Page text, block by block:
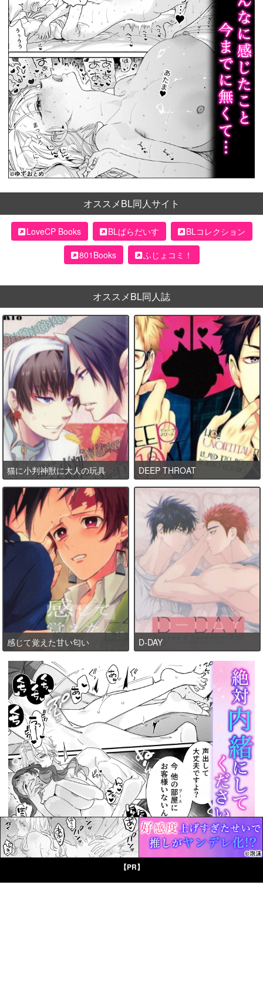
【PR】
オススメBL同人サイト
LoveCP Books BLぱらだいす
BLコレクション
801Books
ふじょコミ！
オススメBL同人誌
猫に小判神獣に大人の玩具 DEEP THROAT
感じて覚えた甘い匂い D-DAY